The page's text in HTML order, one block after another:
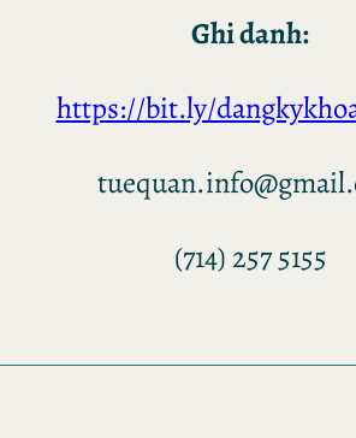
Ghi danh:
https://bit.ly/
(714) 257 5155